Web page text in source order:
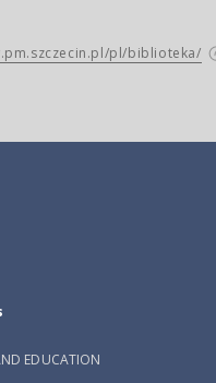
pl/biblioteka/
EDUCATION